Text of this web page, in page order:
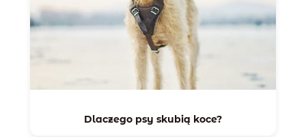
Dlaczego psy skubią koce?